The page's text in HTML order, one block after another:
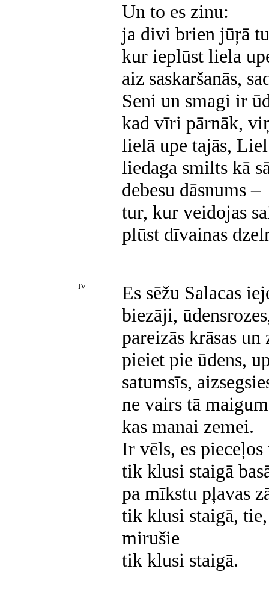
Un to es zinu:
ja divi brien jūŗā
kur ieplūst liela
aiz saskaršanās,
Seni un smagi ir
kad vīri pārnāk,
lielā upe tajās,
liedaga smilts kā
debesu dāsnums–
tur, kur veidojas
plūst dīvainas
IV
Es sēžu Salacas
biezāji,
pareizās krāsas
pieiet pie ūdens,
satumsīs,
ne vairs tā
kas manai zemei.
Ir vēls, es pieceļos
tik klusi staigā
pa mīkstu pļavas
tik klusi staigā,
mirušie
tik klusi staigā.